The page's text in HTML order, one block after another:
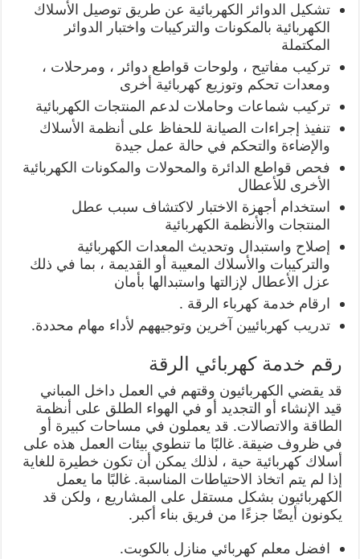
تشكيل الدوائر الكهربائية عن طريق توصيل الأسلاك
الكهربائية بالمكونات والتركيبات واختبار الدوائر
المكتملة
تركيب مفاتيح ، ولوحات قواطع دوائر ، ومرحلات ،
ومعدات تحكم وتوزيع كهربائية أخرى
تركيب شماعات وحاملات لدعم المنتجات الكهربائية
تنفيذ إجراءات الصيانة للحفاظ على أنظمة الأسلاك
والإضاءة والتحكم في حالة عمل جيدة
فحص قواطع الدائرة والمحولات والمكونات الكهربائية
الأخرى للأعطال
استخدام أجهزة الاختبار لاكتشاف سبب عطل
المنتجات والأنظمة الكهربائية
إصلاح واستبدال وتحديث المعدات الكهربائية
والتركيبات والأسلاك المعيبة أو القديمة ، بما في ذلك
عزل الأعطال لإزالتها واستبدالها بأمان
ارقام خدمة كهرباء الرقة .
تدريب كهربائيين آخرين وتوجيههم لأداء مهام محددة.
رقم خدمة كهربائي الرقة
قد يقضي الكهربائيون وقتهم في العمل داخل المباني
قيد الإنشاء أو التجديد أو في الهواء الطلق على أنظمة
الطاقة والاتصالات. قد يعملون في مساحات كبيرة أو
في ظروف ضيقة. غالبًا ما تنطوي بيئات العمل هذه على
أسلاك كهربائية حية ، لذلك يمكن أن تكون خطيرة للغاية
إذا لم يتم اتخاذ الاحتياطات المناسبة. غالبًا ما يعمل
الكهربائيون بشكل مستقل على المشاريع ، ولكن قد
يكونون أيضًا جزءًا من فريق بناء أكبر.
افضل معلم كهربائي منازل بالكوبت.